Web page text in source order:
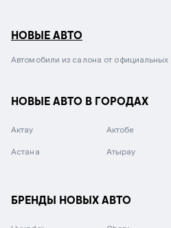
НОВЫЕ АВТО
Автомобили из салона от официальных
НОВЫЕ АВТО В ГОРОДАХ
Актау Актобе
Астана Атырау
БРЕНДЫ НОВЫХ АВТО